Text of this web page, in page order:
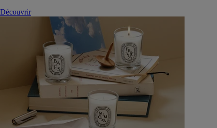
Découvrir